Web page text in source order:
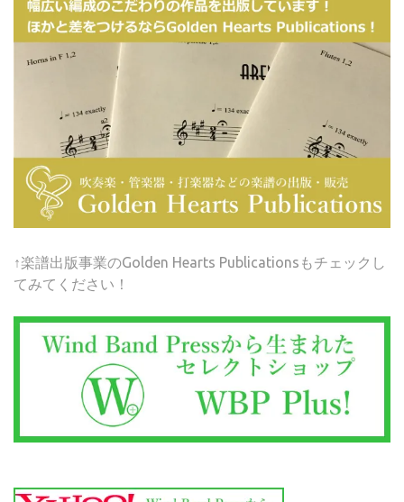
↑楽譜出版事業のGolden Hearts Publicationsもチェックし
てみてください！